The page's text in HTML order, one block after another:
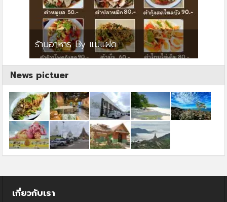
ร้านอาหาร By แม่แฝด
News pictuer
เกี่ยวกับเรา